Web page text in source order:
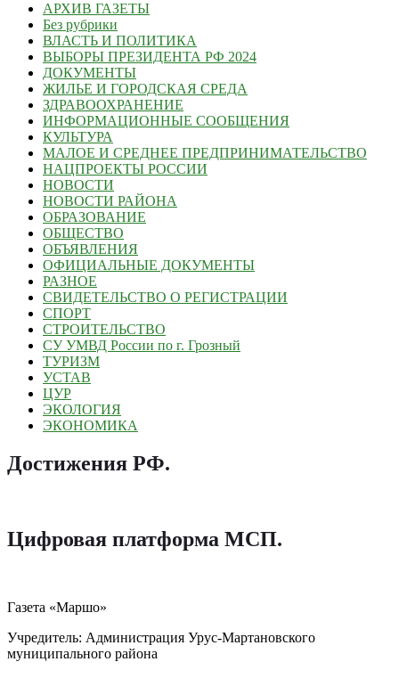
АРХИВ ГАЗЕТЫ
Без рубрики
ВЛАСТЬ И ПОЛИТИКА
ВЫБОРЫ ПРЕЗИДЕНТА РФ 2024
ДОКУМЕНТЫ
ЖИЛЬЕ И ГОРОДСКАЯ СРЕДА
ЗДРАВООХРАНЕНИЕ
ИНФОРМАЦИОННЫЕ СООБЩЕНИЯ
КУЛЬТУРА
МАЛОЕ И СРЕДНЕЕ ПРЕДПРИНИМАТЕЛЬСТВО
НАЦПРОЕКТЫ РОССИИ
НОВОСТИ
НОВОСТИ РАЙОНА
ОБРАЗОВАНИЕ
ОБЩЕСТВО
ОБЪЯВЛЕНИЯ
ОФИЦИАЛЬНЫЕ ДОКУМЕНТЫ
РАЗНОЕ
СВИДЕТЕЛЬСТВО О РЕГИСТРАЦИИ
СПОРТ
СТРОИТЕЛЬСТВО
СУ УМВД России по г. Грозный
ТУРИЗМ
УСТАВ
ЦУР
ЭКОЛОГИЯ
ЭКОНОМИКА
Достижения РФ.
Цифровая платформа МСП.
Газета «Маршо»
Учредитель: Администрация Урус-Мартановского
муниципального района